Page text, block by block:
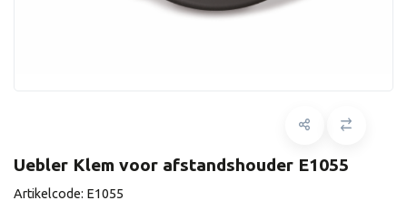
Uebler Klem voor afstandshouder E1055
Artikelcode: E1055